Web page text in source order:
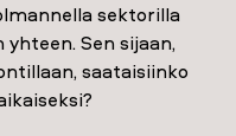
sektorilla
Sen sijaan,
saataisiinko